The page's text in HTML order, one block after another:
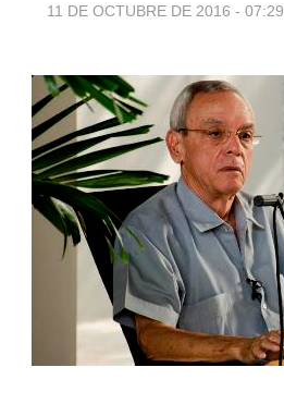
11 DE OCTUBRE DE 2016 - 07:29